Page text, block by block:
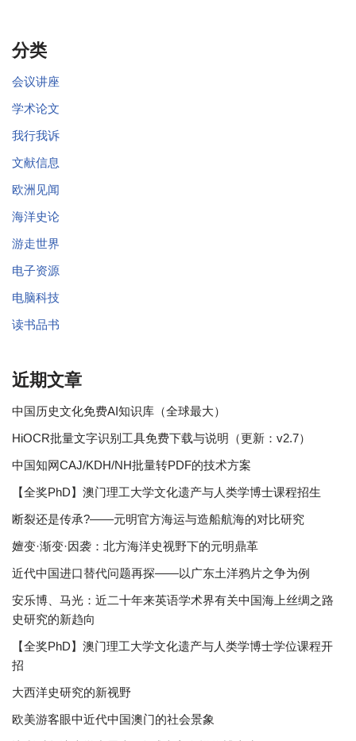
分类
会议讲座
学术论文
我行我诉
文献信息
欧洲见闻
海洋史论
游走世界
电子资源
电脑科技
读书品书
近期文章
中国历史文化免费AI知识库（全球最大）
HiOCR批量文字识别工具免费下载与说明（更新：v2.7）
中国知网CAJ/KDH/NH批量转PDF的技术方案
【全奖PhD】澳门理工大学文化遗产与人类学博士课程招生
断裂还是传承?——元明官方海运与造船航海的对比研究
嬗变·渐变·因袭：北方海洋史视野下的元明鼎革
近代中国进口替代问题再探——以广东土洋鸦片之争为例
安乐博、马光：近二十年来英语学术界有关中国海上丝绸之路
史研究的新趋向
【全奖PhD】澳门理工大学文化遗产与人类学博士学位课程开
招
大西洋史研究的新视野
欧美游客眼中近代中国澳门的社会景象